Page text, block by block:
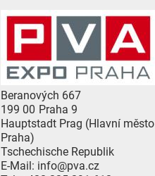
Beranových 667
199 00 Praha 9
Hauptstadt Prag (Hlavní město
Praha)
Tschechische Republik
E-Mail: info@pva.cz